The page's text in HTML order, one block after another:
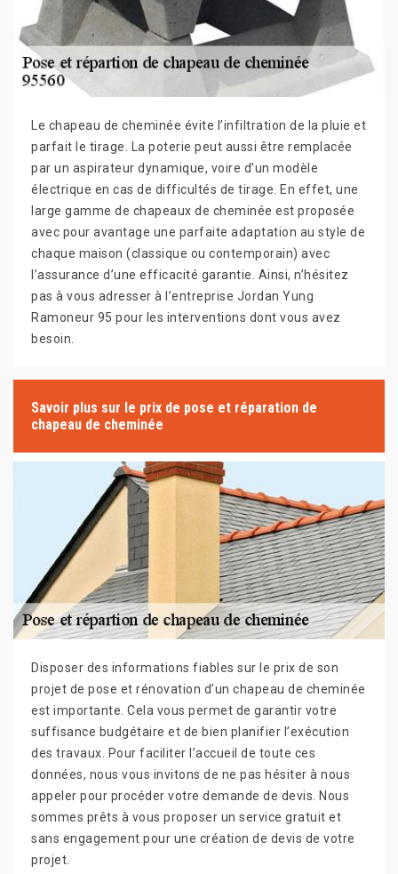
Le chapeau de cheminée évite l’infiltration de la pluie et
parfait le tirage. La poterie peut aussi être remplacée
par un aspirateur dynamique, voire d’un modèle
électrique en cas de difficultés de tirage. En effet, une
large gamme de chapeaux de cheminée est proposée
avec pour avantage une parfaite adaptation au style de
chaque maison (classique ou contemporain) avec
l’assurance d’une efficacité garantie. Ainsi, n’hésitez
pas à vous adresser à l’entreprise Jordan Yung
Ramoneur 95 pour les interventions dont vous avez
besoin.
Savoir plus sur le prix de pose et réparation de
chapeau de cheminée
Disposer des informations fiables sur le prix de son
projet de pose et rénovation d’un chapeau de cheminée
est importante. Cela vous permet de garantir votre
suffisance budgétaire et de bien planifier l’exécution
des travaux. Pour faciliter l’accueil de toute ces
données, nous vous invitons de ne pas hésiter à nous
appeler pour procéder votre demande de devis. Nous
sommes prêts à vous proposer un service gratuit et
sans engagement pour une création de devis de votre
projet.